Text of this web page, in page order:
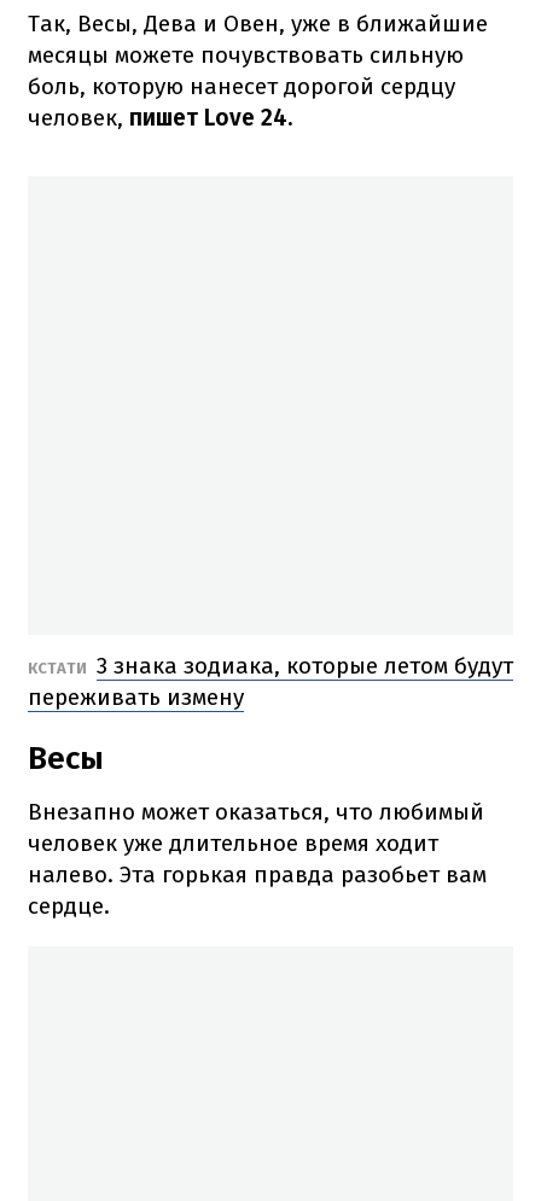
Так, Весы, Дева и Овен, уже в ближайшие
месяцы можете почувствовать сильную
боль, которую нанесет дорогой сердцу
человек, пишет Love 24.
КСТАТИ 3 знака зодиака, которые летом будут
переживать измену
Весы
Внезапно может оказаться, что любимый
человек уже длительное время ходит
налево. Эта горькая правда разобьет вам
сердце.